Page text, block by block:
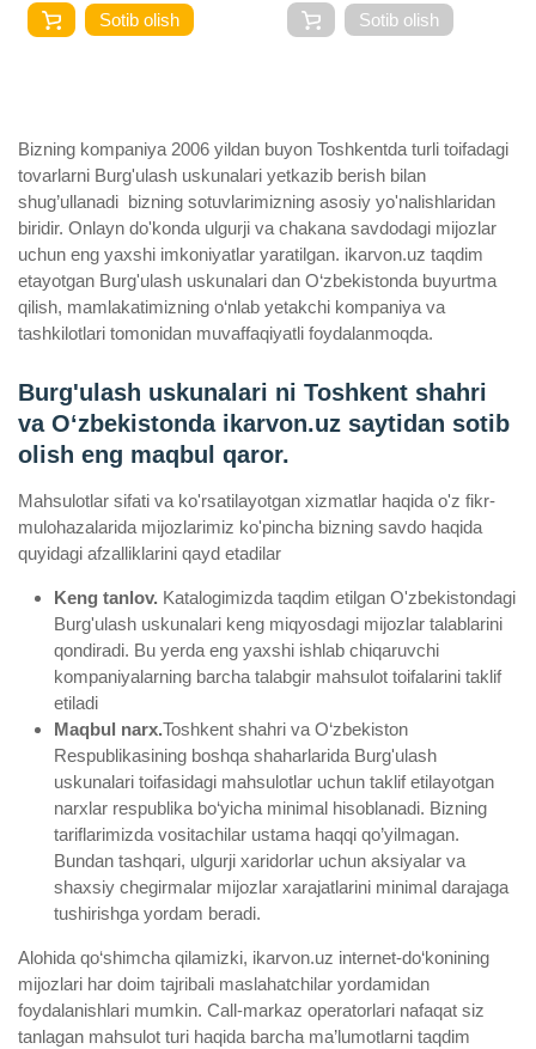
Sotib olish Sotib olish
Bizning kompaniya 2006 yildan buyon Toshkentda turli toifadagi
tovarlarni Burg'ulash uskunalari yetkazib berish bilan
shug’ullanadi ­ bizning sotuvlarimizning asosiy yo'nalishlaridan
biridir. Onlayn do'konda ulgurji va chakana savdodagi mijozlar
uchun eng yaxshi imkoniyatlar yaratilgan. ikarvon.uz taqdim
etayotgan Burg'ulash uskunalari dan O‘zbekistonda buyurtma
qilish, mamlakatimizning o‘nlab yetakchi kompaniya va
tashkilotlari tomonidan muvaffaqiyatli foydalanmoqda.
Burg'ulash uskunalari ni Toshkent shahri
va Oʻzbekistonda ikarvon.uz saytidan sotib
olish eng maqbul qaror.
Mahsulotlar sifati va ko'rsatilayotgan xizmatlar haqida o'z fikr-
mulohazalarida mijozlarimiz ko'pincha bizning savdo haqida
quyidagi afzalliklarini qayd etadilar
Keng tanlov. Katalogimizda taqdim etilgan O'zbekistondagi
Burg'ulash uskunalari keng miqyosdagi mijozlar talablarini
qondiradi. Bu yerda eng yaxshi ishlab chiqaruvchi
kompaniyalarning barcha talabgir mahsulot toifalarini taklif
etiladi
Maqbul narx.Toshkent shahri va O‘zbekiston
Respublikasining boshqa shaharlarida Burg'ulash
uskunalari toifasidagi mahsulotlar uchun taklif etilayotgan
narxlar respublika bo‘yicha minimal hisoblanadi. Bizning
tariflarimizda vositachilar ustama haqqi qo’yilmagan.
Bundan tashqari, ulgurji xaridorlar uchun aksiyalar va
shaxsiy chegirmalar mijozlar xarajatlarini minimal darajaga
tushirishga yordam beradi.
Alohida qo‘shimcha qilamizki, ikarvon.uz internet-do‘konining
mijozlari har doim tajribali maslahatchilar yordamidan
foydalanishlari mumkin. Call-markaz operatorlari nafaqat siz
tanlagan mahsulot turi haqida barcha ma’lumotlarni taqdim